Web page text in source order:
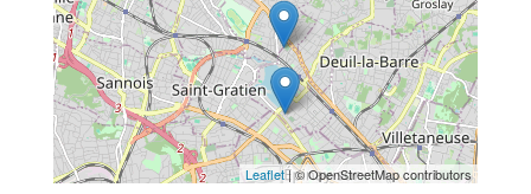
Leaflet| © OpenStreetMap contributors